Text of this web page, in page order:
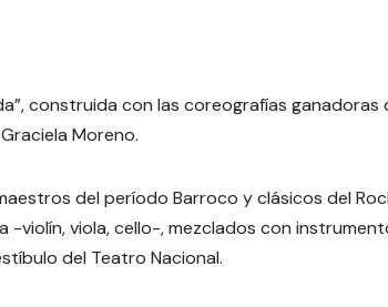
construida con las coreografías ganadoras
Moreno.
del período Barroco y clásicos del
violín, viola, cello-, mezclados con
del Teatro Nacional.